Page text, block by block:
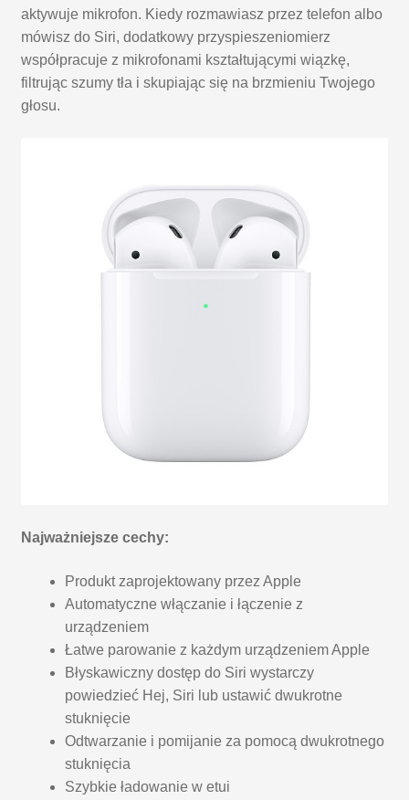
aktywuje mikrofon. Kiedy rozmawiasz przez telefon albo
mówisz do Siri, dodatkowy przyspieszeniomierz
współpracuje z mikrofonami kształtującymi wiązkę,
filtrując szumy tła i skupiając się na brzmieniu Twojego
głosu.
Najważniejsze cechy:
Produkt zaprojektowany przez Apple
Automatyczne włączanie i łączenie z
urządzeniem
Łatwe parowanie z każdym urządzeniem Apple
Błyskawiczny dostęp do Siri wystarczy
powiedzieć Hej, Siri lub ustawić dwukrotne
stuknięcie
Odtwarzanie i pomijanie za pomocą dwukrotnego
stuknięcia
Szybkie ładowanie w etui